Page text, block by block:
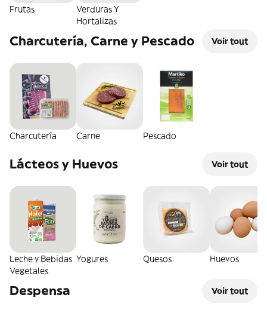
Frutas
Verduras Y
Hortalizas
Charcutería, Carne y Pescado Voir tout
Charcutería Carne Pescado
Lácteos y Huevos Voir tout
Leche y Bebidas
Vegetales
Yogures Quesos Huevos
Despensa Voir tout